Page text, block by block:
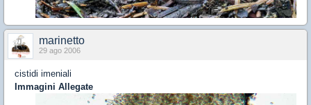
marinetto
29 ago 2006
cistidi imeniali
Immagini Allegate